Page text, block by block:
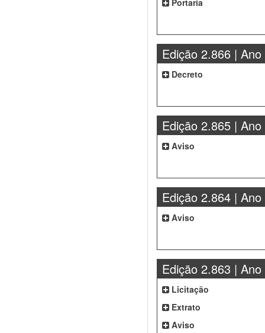
Portaria
Edição 2.866 | Ano
Decreto
Edição 2.865 | Ano
Aviso
Edição 2.864 | Ano
Aviso
Edição 2.863 | Ano
Licitação
Extrato
Aviso